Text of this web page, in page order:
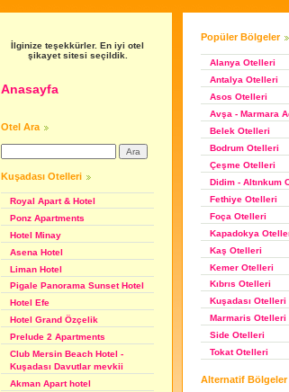
İlginize teşekkürler. En iyi otel
şikayet sitesi seçildik.
Anasayfa
Otel Ara
Kuşadası Otelleri
Royal Apart & Hotel
Ponz Apartments
Hotel Minay
Asena Hotel
Liman Hotel
Pigale Panorama Sunset Hotel
Hotel Efe
Hotel Grand Özçelik
Prelude 2 Apartments
Club Mersin Beach Hotel -
Kuşadası Davutlar mevkii
Akman Apart hotel
Popüler Bölgeler
Alanya Otelleri
Antalya Otelleri
Asos Otelleri
Avşa - Marmara
Belek Otelleri
Bodrum Otelleri
Çeşme Otelleri
Didim - Altınkum
Fethiye Otelleri
Foça Otelleri
Kapadokya
Kaş Otelleri
Kemer Otelleri
Kıbrıs Otelleri
Kuşadası Otelleri
Marmaris Otelleri
Side Otelleri
Tokat Otelleri
Alternatif Bölgeler